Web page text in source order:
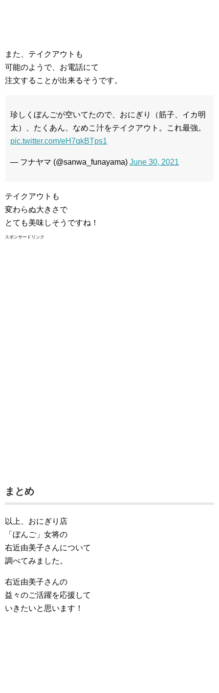
また、テイクアウトも
可能のようで、お電話にて
注文することが出来るそうです。
珍しくぼんごが空いてたので、おにぎり（筋子、イカ明
太）、たくあん、なめこ汁をテイクアウト。これ最強。
pic.twitter.com/eH7qkBTps1
— フナヤマ (@sanwa_funayama) June 30, 2021
テイクアウトも
変わらぬ大きさで
とても美味しそうですね！
スポンサードリンク
まとめ
以上、おにぎり店
「ぼんご」女将の
右近由美子さんについて
調べてみました。
右近由美子さんの
益々のご活躍を応援して
いきたいと思います！